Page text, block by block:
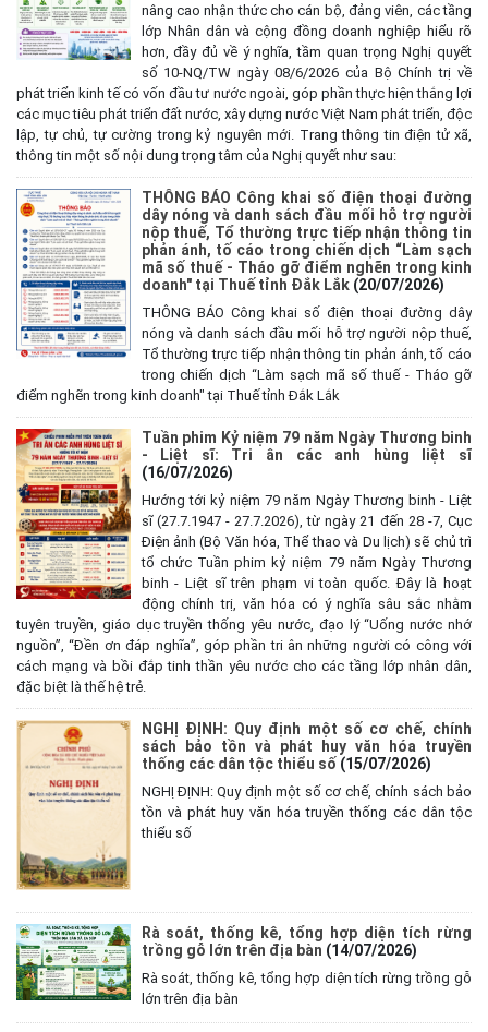
nâng cao nhận thức cho cán bộ, đảng viên, các tầng
lớp Nhân dân và cộng đồng doanh nghiệp hiểu rõ
hơn, đầy đủ về ý nghĩa, tầm quan trọng Nghị quyết
số 10-NQ/TW ngày 08/6/2026 của Bộ Chính trị về
phát triển kinh tế có vốn đầu tư nước ngoài, góp phần thực hiện thắng lợi
các mục tiêu phát triển đất nước, xây dựng nước Việt Nam phát triển, độc
lập, tự chủ, tự cường trong kỷ nguyên mới. Trang thông tin điện tử xã,
thông tin một số nội dung trọng tâm của Nghị quyết như sau:
THÔNG BÁO Công khai số điện thoại đường
dây nóng và danh sách đầu mối hỗ trợ người
nộp thuế, Tổ thường trực tiếp nhận thông tin
phản ánh, tố cáo trong chiến dịch “Làm sạch
mã số thuế - Tháo gỡ điểm nghẽn trong kinh
doanh" tại Thuế tỉnh Đắk Lắk (20/07/2026)
THÔNG BÁO Công khai số điện thoại đường dây
nóng và danh sách đầu mối hỗ trợ người nộp thuế,
Tổ thường trực tiếp nhận thông tin phản ánh, tố cáo
trong chiến dịch “Làm sạch mã số thuế - Tháo gỡ
điểm nghẽn trong kinh doanh" tại Thuế tỉnh Đắk Lắk
Tuần phim Kỷ niệm 79 năm Ngày Thương binh
- Liệt sĩ: Tri ân các anh hùng liệt sĩ
(16/07/2026)
Hướng tới kỷ niệm 79 năm Ngày Thương binh - Liệt
sĩ (27.7.1947 - 27.7.2026), từ ngày 21 đến 28 -7, Cục
Điện ảnh (Bộ Văn hóa, Thể thao và Du lịch) sẽ chủ trì
tổ chức Tuần phim kỷ niệm 79 năm Ngày Thương
binh - Liệt sĩ trên phạm vi toàn quốc. Đây là hoạt
động chính trị, văn hóa có ý nghĩa sâu sắc nhằm
tuyên truyền, giáo dục truyền thống yêu nước, đạo lý “Uống nước nhớ
nguồn”, “Đền ơn đáp nghĩa”, góp phần tri ân những người có công với
cách mạng và bồi đắp tinh thần yêu nước cho các tầng lớp nhân dân,
đặc biệt là thế hệ trẻ.
NGHỊ ĐỊNH: Quy định một số cơ chế, chính
sách bảo tồn và phát huy văn hóa truyền
thống các dân tộc thiểu số (15/07/2026)
NGHỊ ĐỊNH: Quy định một số cơ chế, chính sách bảo
tồn và phát huy văn hóa truyền thống các dân tộc
thiểu số
Rà soát, thống kê, tổng hợp diện tích rừng
trồng gỗ lớn trên địa bàn (14/07/2026)
Rà soát, thống kê, tổng hợp diện tích rừng trồng gỗ
lớn trên địa bàn